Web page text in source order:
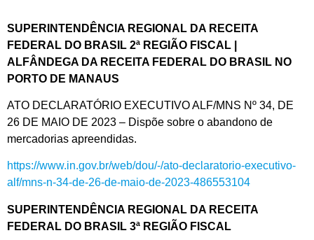
SUPERINTENDÊNCIA REGIONAL DA RECEITA
FEDERAL DO BRASIL 2ª REGIÃO FISCAL |
ALFÂNDEGA DA RECEITA FEDERAL DO BRASIL NO
PORTO DE MANAUS
ATO DECLARATÓRIO EXECUTIVO ALF/MNS Nº 34, DE
26 DE MAIO DE 2023 – Dispõe sobre o abandono de
mercadorias apreendidas.
https://www.in.gov.br/web/dou/-/ato-declaratorio-executivo-
alf/mns-n-34-de-26-de-maio-de-2023-486553104
SUPERINTENDÊNCIA REGIONAL DA RECEITA
FEDERAL DO BRASIL 3ª REGIÃO FISCAL